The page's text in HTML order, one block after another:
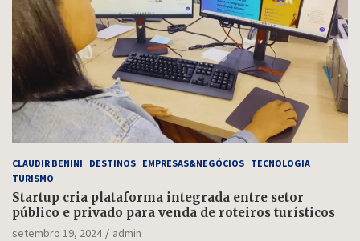
CLAUDIR BENINI DESTINOS EMPRESAS&NEGÓCIOS TECNOLOGIA
TURISMO
Startup cria plataforma integrada entre setor
público e privado para venda de roteiros turísticos
setembro 19, 2024
admin